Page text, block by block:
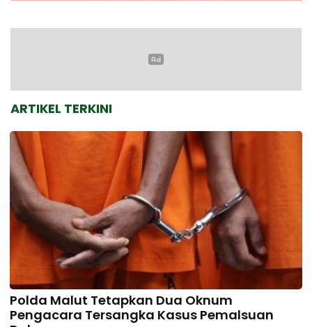
ARTIKEL TERKINI
Polda Malut Tetapkan Dua Oknum
Pengacara Tersangka Kasus Pemalsuan